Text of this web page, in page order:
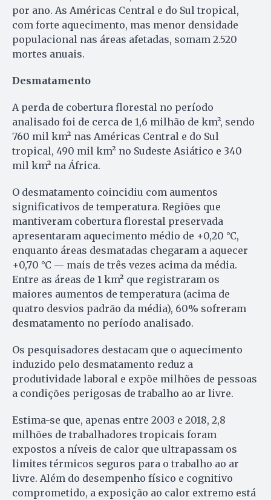
por ano. As Américas Central e do Sul tropical,
com forte aquecimento, mas menor densidade
populacional nas áreas afetadas, somam 2.520
mortes anuais.
Desmatamento
A perda de cobertura florestal no período
analisado foi de cerca de 1,6 milhão de km², sendo
760 mil km² nas Américas Central e do Sul
tropical, 490 mil km² no Sudeste Asiático e 340
mil km² na África.
O desmatamento coincidiu com aumentos
significativos de temperatura. Regiões que
mantiveram cobertura florestal preservada
apresentaram aquecimento médio de +0,20 °C,
enquanto áreas desmatadas chegaram a aquecer
+0,70 °C — mais de três vezes acima da média.
Entre as áreas de 1 km² que registraram os
maiores aumentos de temperatura (acima de
quatro desvios padrão da média), 60% sofreram
desmatamento no período analisado.
Os pesquisadores destacam que o aquecimento
induzido pelo desmatamento reduz a
produtividade laboral e expõe milhões de pessoas
a condições perigosas de trabalho ao ar livre.
Estima-se que, apenas entre 2003 e 2018, 2,8
milhões de trabalhadores tropicais foram
expostos a níveis de calor que ultrapassam os
limites térmicos seguros para o trabalho ao ar
livre. Além do desempenho físico e cognitivo
comprometido, a exposição ao calor extremo está